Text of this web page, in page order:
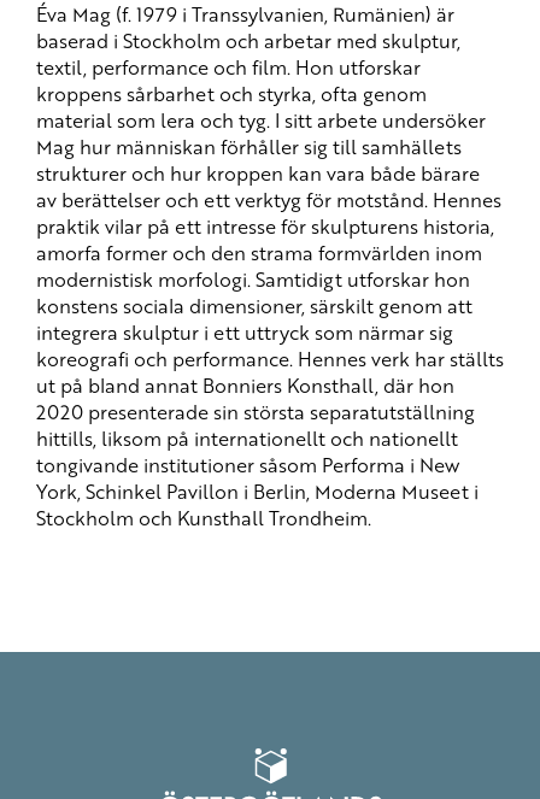
Éva Mag (f. 1979 i Transsylvanien, Rumänien) är
baserad i Stockholm och arbetar med skulptur,
textil, performance och film. Hon utforskar
kroppens sårbarhet och styrka, ofta genom
material som lera och tyg. I sitt arbete undersöker
Mag hur människan förhåller sig till samhällets
strukturer och hur kroppen kan vara både bärare
av berättelser och ett verktyg för motstånd. Hennes
praktik vilar på ett intresse för skulpturens historia,
amorfa former och den strama formvärlden inom
modernistisk morfologi. Samtidigt utforskar hon
konstens sociala dimensioner, särskilt genom att
integrera skulptur i ett uttryck som närmar sig
koreografi och performance. Hennes verk har ställts
ut på bland annat Bonniers Konsthall, där hon
2020 presenterade sin största separatutställning
hittills, liksom på internationellt och nationellt
tongivande institutioner såsom Performa i New
York, Schinkel Pavillon i Berlin, Moderna Museet i
Stockholm och Kunsthall Trondheim.